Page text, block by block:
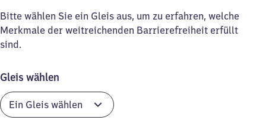
Bitte wählen Sie ein Gleis aus, um zu erfahren, welche
Merkmale der weitreichenden Barrierefreiheit erfüllt
sind.
Gleis wählen